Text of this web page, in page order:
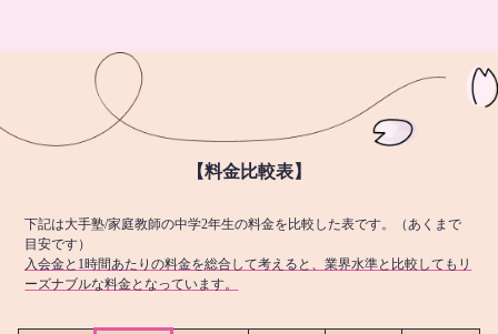
【料金比較表】
下記は大手塾/家庭教師の中学2年生の料金を比較した表です。（あくまで
目安です）
入会金と1時間あたりの料金を総合して考えると、業界水準と比較してもリ
ーズナブルな料金となっています。